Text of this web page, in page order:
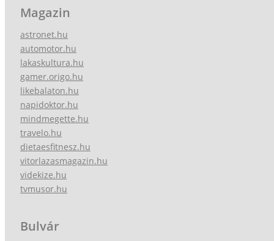
Magazin
astronet.hu
automotor.hu
lakaskultura.hu
gamer.origo.hu
likebalaton.hu
napidoktor.hu
mindmegette.hu
travelo.hu
dietaesfitnesz.hu
vitorlazasmagazin.hu
videkize.hu
tvmusor.hu
Bulvár